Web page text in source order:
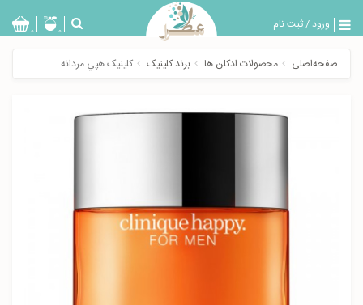
ورود/ثبت نام
بازگشت
0 0
صفحه‌اصلی محصولات ادکلن ها برند کلینیک کلینیک هپي مردانه